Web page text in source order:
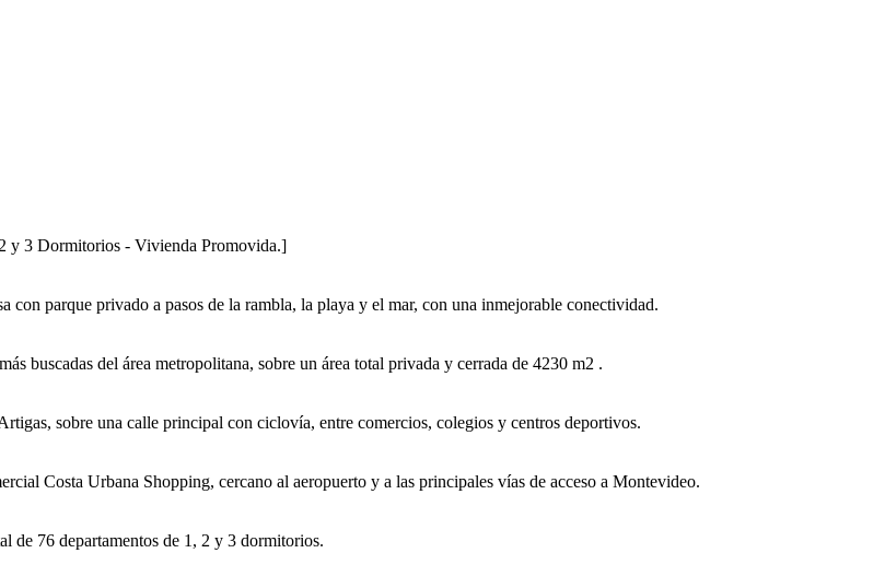
y 3 Dormitorios - Vivienda Promovida.]
con parque privado a pasos de la rambla, la playa y el mar, con una inmejorable conectividad.
buscadas del área metropolitana, sobre un área total privada y cerrada de 4230 m2 .
sobre una calle principal con ciclovía, entre comercios, colegios y centros deportivos.
Costa Urbana Shopping, cercano al aeropuerto y a las principales vías de acceso a Montevideo.
de 76 departamentos de 1, 2 y 3 dormitorios.